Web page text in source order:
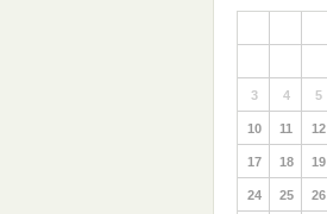
3 4 5
10 11 12
17 18 19
24 25 26